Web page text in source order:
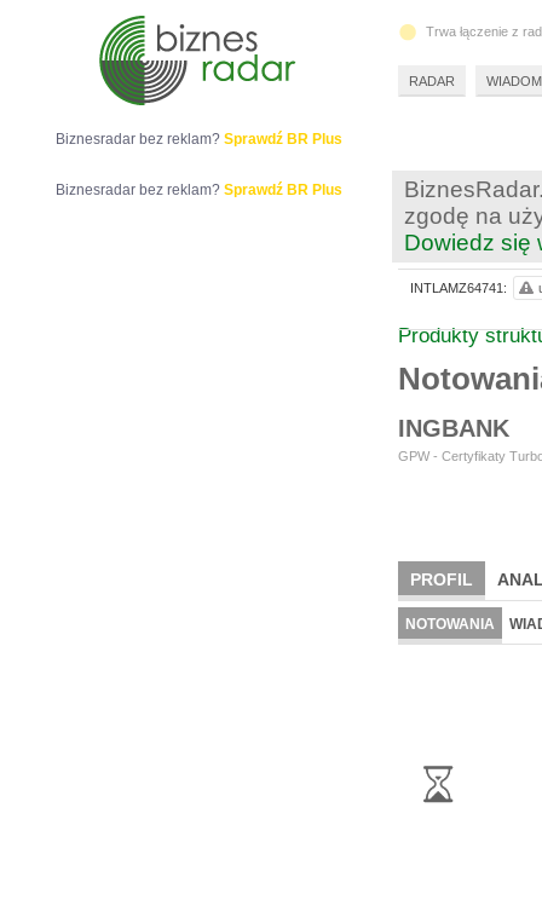
zgodę na
Dowiedz się
Produkty
INGBANK
GPW - Certyfikaty
PROFIL
NOTOWANIA
INTLAMZ64741:
Biznesradar bez reklam? Sprawdź BR Plus
Biznesradar bez reklam? Sprawdź BR Plus
Trwa łączenie z
RADAR